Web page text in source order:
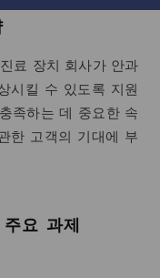
료 장치 회사가 안과
시킬 수 있도록 지원
족하는 데 중요한 속
한 고객의 기대에 부
요 과제